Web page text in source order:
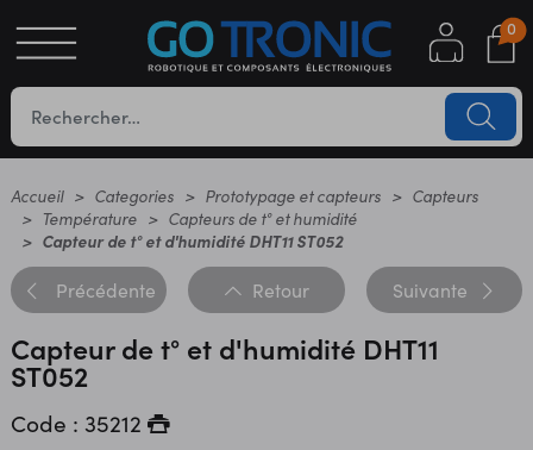
0
Accueil Categories Prototypage et capteurs
Capteurs
Température
Capteurs de t° et humidité
Capteur de t° et d'humidité DHT11 ST052
Précédente Retour Suivante
Capteur de t° et d'humidité DHT11
ST052
Code : 35212